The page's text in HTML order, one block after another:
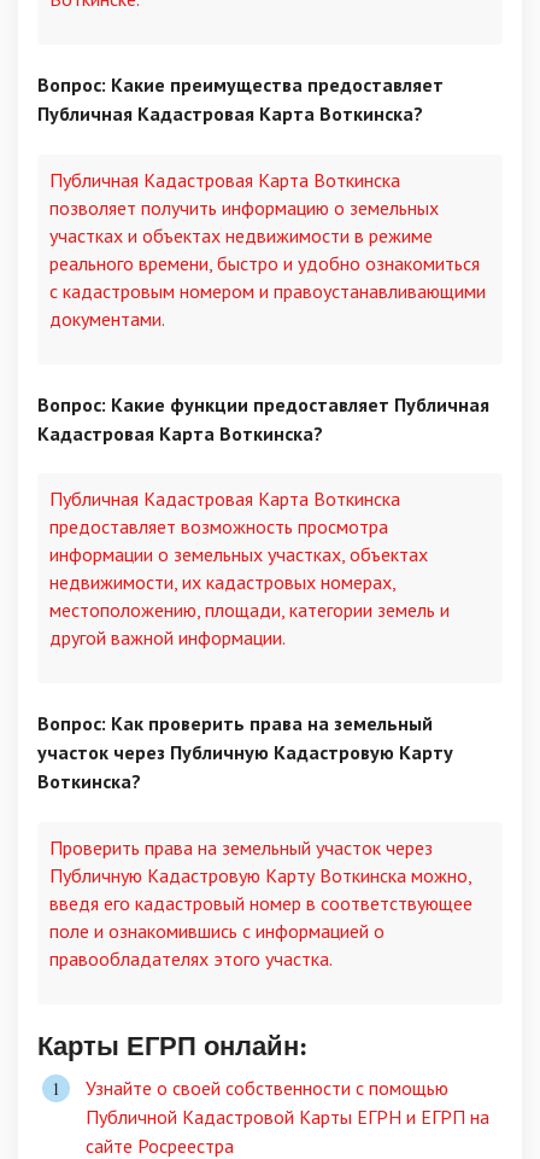
Вопрос: Какие преимущества предоставляет
Публичная Кадастровая Карта Воткинска?
Публичная Кадастровая Карта Воткинска
позволяет получить информацию о земельных
участках и объектах недвижимости в режиме
реального времени, быстро и удобно ознакомиться
с кадастровым номером и правоустанавливающими
документами.
Вопрос: Какие функции предоставляет Публичная
Кадастровая Карта Воткинска?
Публичная Кадастровая Карта Воткинска
предоставляет возможность просмотра
информации о земельных участках, объектах
недвижимости, их кадастровых номерах,
местоположению, площади, категории земель и
другой важной информации.
Вопрос: Как проверить права на земельный
участок через Публичную Кадастровую Карту
Воткинска?
Проверить права на земельный участок через
Публичную Кадастровую Карту Воткинска можно,
введя его кадастровый номер в соответствующее
поле и ознакомившись с информацией о
правообладателях этого участка.
Карты ЕГРП онлайн:
Узнайте о своей собственности с помощью
Публичной Кадастровой Карты ЕГРН и ЕГРП на
сайте Росреестра